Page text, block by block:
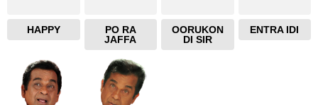
HAPPY
PO RA
JAFFA
OORUKON
DI SIR
ENTRA IDI